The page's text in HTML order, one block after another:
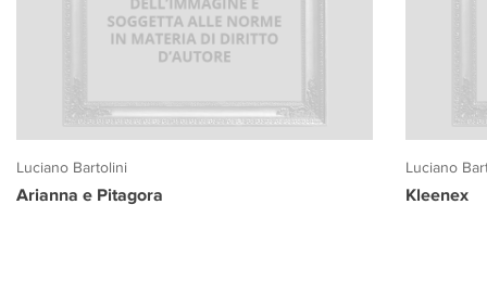
Luciano Bartolini
Arianna e Pitagora
Luciano
Kleenex